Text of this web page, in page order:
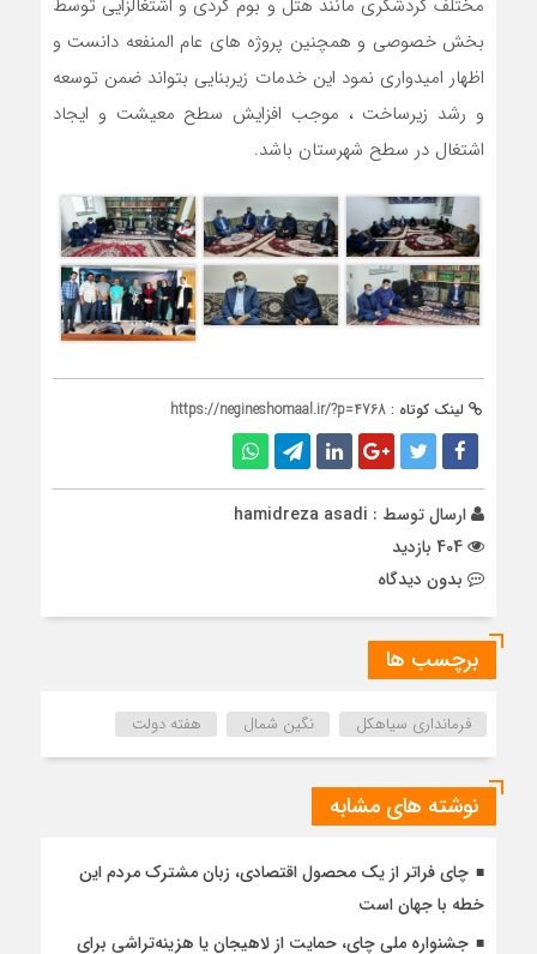
مختلف گردشگری مانند هتل و بوم گردی و اشتغالزایی توسط
بخش خصوصی و همچنین پروژه های عام المنفعه دانست و
اظهار امیدواری نمود این خدمات زیربنایی بتواند ضمن توسعه
و رشد زیرساخت ، موجب افزایش سطح معیشت و ایجاد
اشتغال در سطح شهرستان باشد.
لینک کوتاه : https://negineshomaal.ir/?p=4768
ارسال توسط : hamidreza asadi
بدون دیدگاه
برچسب ها
فرمانداری سیاهکل نگین شمال هفته دولت
نوشته های مشابه
چای فراتر از یک محصول اقتصادی، زبان مشترک مردم این
خطه با جهان است
جشنواره ملی چای، حمایت از لاهیجان یا هزینه‌تراشی برای